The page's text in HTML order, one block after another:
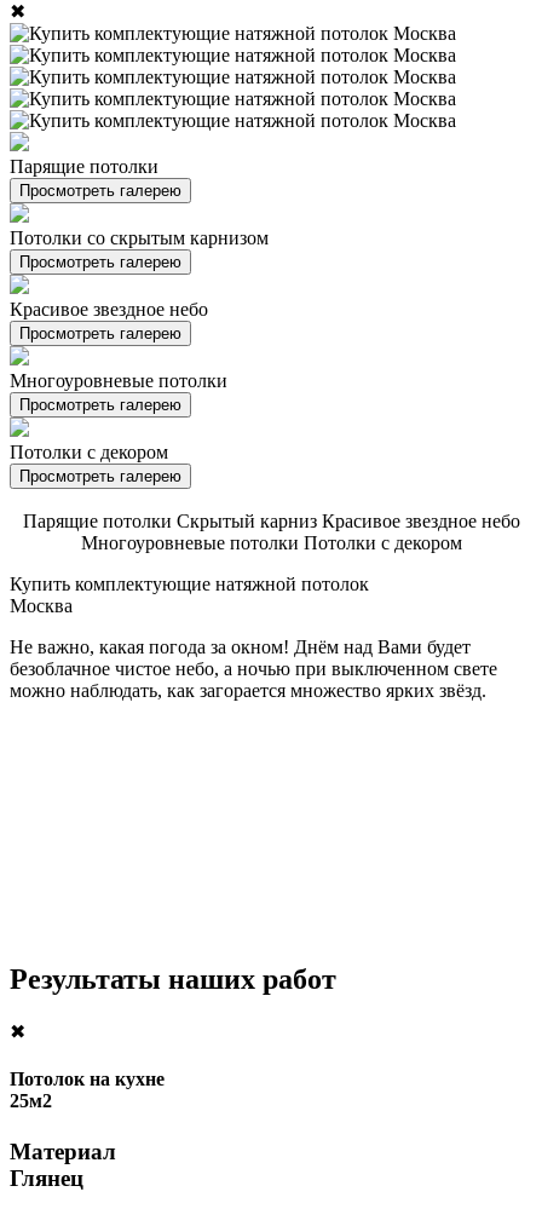
✖
Парящие потолки
Просмотреть галерею
Потолки со скрытым карнизом
Просмотреть галерею
Красивое звездное небо
Просмотреть галерею
Многоуровневые потолки
Просмотреть галерею
Потолки с декором
Просмотреть галерею
Парящие потолки Скрытый карниз Красивое звездное небо
Многоуровневые потолки Потолки с декором
Купить комплектующие натяжной потолок
Москва
Не важно, какая погода за окном! Днём над Вами будет
безоблачное чистое небо, а ночью при выключенном свете
можно наблюдать, как загорается множество ярких звёзд.
Результаты наших работ
✖
Потолок на кухне
25м2
Материал
Глянец